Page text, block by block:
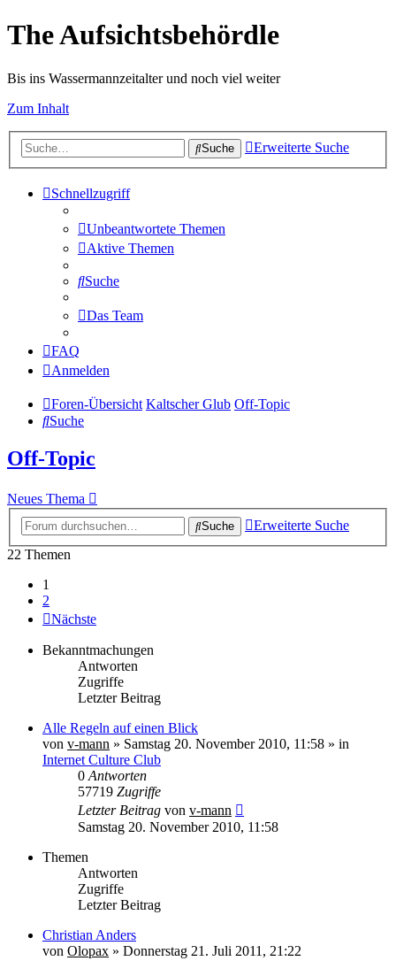
The Aufsichtsbehördle
Bis ins Wassermannzeitalter und noch viel weiter
Zum Inhalt
Suche Erweiterte Suche
Schnellzugriff
Unbeantwortete Themen
Aktive Themen
Suche
Das Team
FAQ
Anmelden
Foren-Übersicht Kaltscher Glub Off-Topic
Suche
Off-Topic
Neues Thema
Suche
Erweiterte Suche
22 Themen
1
2
Nächste
Bekanntmachungen
Antworten
Zugriffe
Letzter Beitrag
Alle Regeln auf einen Blick
von v-mann » Samstag 20. November 2010, 11:58 » in
Internet Culture Club
0 Antworten
57719 Zugriffe
Letzter Beitrag von v-mann
Samstag 20. November 2010, 11:58
Themen
Antworten
Zugriffe
Letzter Beitrag
Christian Anders
von Olopax » Donnerstag 21. Juli 2011, 21:22